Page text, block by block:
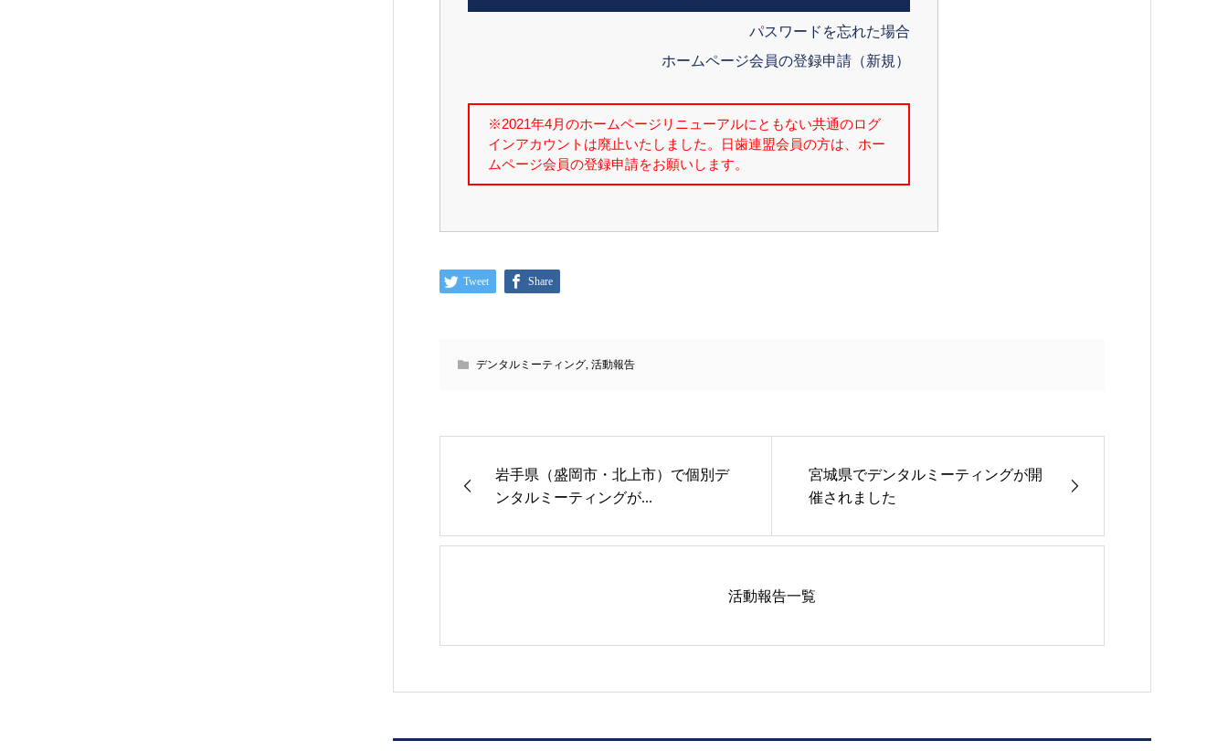
パスワードを忘れた場合
ホームページ会員の登録申請（新規）
Tweet Share
デンタルミーティング, 活動報告
岩手県（盛岡市・北上市）で個別デ
ンタルミーティングが...
宮城県でデンタルミーティングが開
催されました
活動報告一覧